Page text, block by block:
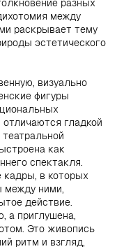
разных
между
раскрывает тему
эстетического
визуально
фигуры
гладкой
как
спектакля.
в которых
между ними,
действие.
а приглушена,
Это живопись
ритм и взгляд,